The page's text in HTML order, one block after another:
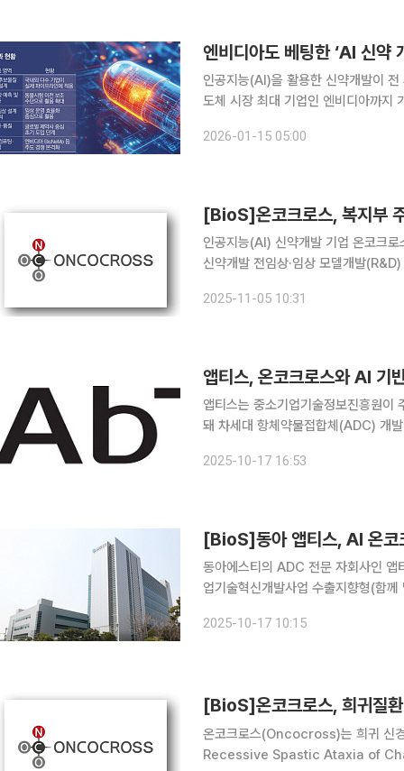
엔비디아도 베팅한 ‘AI 신약
인공지능(AI)을 활용한 신약개발이
도체 시장 최대 기업인 엔비디아까지
으로 뛰어들었다. 엔비디아는 12일(
2026-01-15 05:00
[BioS]온코크로스, 복지부
인공지능(AI) 신약개발 기업 온코크
신약개발 전임상·임상 모델개발
전략연구로, 올해부터 오는 2029년
2025-11-05 10:31
앱티스, 온코크로스와 AI 기
앱티스는 중소기업기술정보진흥원이
돼 차세대 항체약물접합체(ADC) 개발에 나선다고 17일
운 약물 기전과 조합을 찾아내는 고
2025-10-17 16:53
[BioS]동아 앱티스, AI 온코
동아에스티의 ADC 전문 자회사인
업기술혁신개발사업 수출지향형(함
반 다중오믹스 분석(기술명:
2025-10-17 10:15
[BioS]온코크로스, 희귀질
온코크로스(Oncocross)는 희귀 신
Recessive Spastic Ataxia of